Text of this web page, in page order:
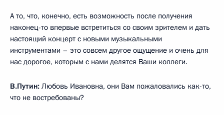
А то, что, конечно, есть возможность после получения
наконец-то впервые встретиться со своим зрителем и дать
настоящий концерт с новыми музыкальными
инструментами – это совсем другое ощущение и очень для
нас дорогое, которым с нами делятся Ваши коллеги.
В.Путин: Любовь Ивановна, они Вам пожаловались как-то,
что не востребованы?